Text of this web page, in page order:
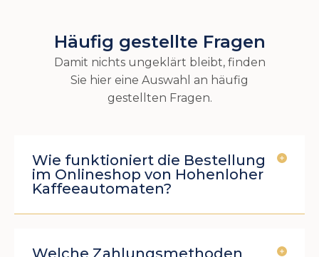
Häufig gestellte Fragen
Damit nichts ungeklärt bleibt, finden
Sie hier eine Auswahl an häufig
gestellten Fragen.
Wie funktioniert die Bestellung
im Onlineshop von Hohenloher
Kaffeeautomaten?